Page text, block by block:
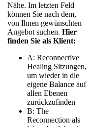
Nähe. Im letzten Feld
können Sie nach dem,
von Ihnen gewünschten
Angebot suchen. Hier
finden Sie als Klient:
A: Reconnective
Healing Sitzungen,
um wieder in die
eigene Balance auf
allen Ebenen
zurückzufinden
B: The
Reconnection als